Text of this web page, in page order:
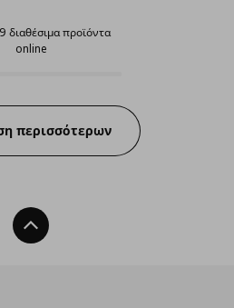
διαθέσιμα προϊόντα
online
24 από 79 διαθέσιμα προϊόντα
περισσότερων
Back To Top